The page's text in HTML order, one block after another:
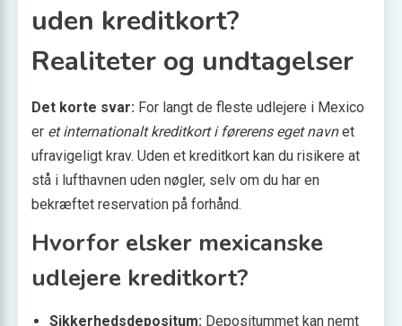
uden kreditkort?
Realiteter og undtagelser
Det korte svar: For langt de fleste udlejere i Mexico
er et internationalt kreditkort i førerens eget navnet
ufravigeligt krav. Uden et kreditkort kan du risikere at
stå i lufthavnen uden nøgler, selv om du har en
bekræftet reservation på forhånd.
Hvorfor elsker mexicanske
udlejere kreditkort?
Sikkerhedsdepositum: Depositummet kan nemt